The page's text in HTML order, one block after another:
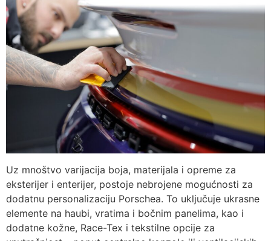
Uz mnoštvo varijacija boja, materijala i opreme za
eksterijer i enterijer, postoje nebrojene mogućnosti za
dodatnu personalizaciju Porschea. To uključuje ukrasne
elemente na haubi, vratima i bočnim panelima, kao i
dodatne kožne, Race-Tex i tekstilne opcije za